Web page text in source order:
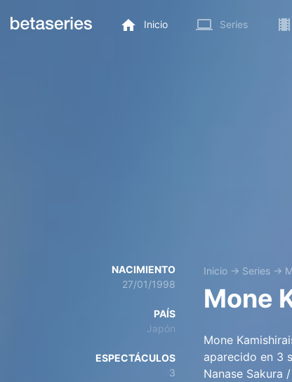
Inicio Series
NACIMIENTO
27/01/1998
PAÍS
Japón
ESPECTÁCULOS
3
Inicio → Series →
Mone
Mone
aparecido en 3
Nanase Sakura